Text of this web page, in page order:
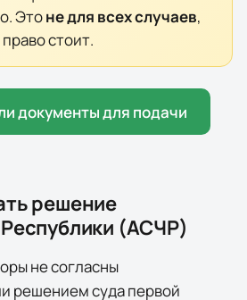
Этоне для всех случаев,
стоит.
документы для подачи
решение
(АСЧР)
не согласны
решением суда первой